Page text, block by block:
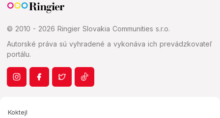
© 2010 - 2026 Ringier Slovakia Communities s.r.o.
Autorské práva sú vyhradené a vykonáva ich prevádzkovateľ
portálu.
Koktejl